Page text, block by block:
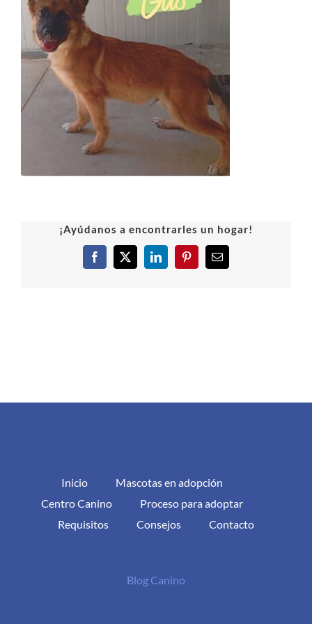
¡Ayúdanos a encontrarles un hogar!
Facebook
X LinkedInPinterestCorreo
Inicio
Mascotas en adopción
Centro Canino
Proceso para adoptar
Requisitos
Consejos Contacto
Blog Canino